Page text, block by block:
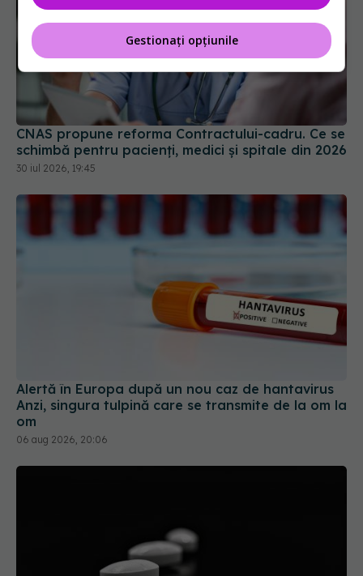
CNAS propune reforma Contractului-cadru. Ce se
schimbă pentru pacienți, medici și spitale din 2026
30 iul 2026, 19:45
Alertă în Europa după un nou caz de hantavirus
Anzi, singura tulpină care se transmite de la om la
Gestionați opțiunile